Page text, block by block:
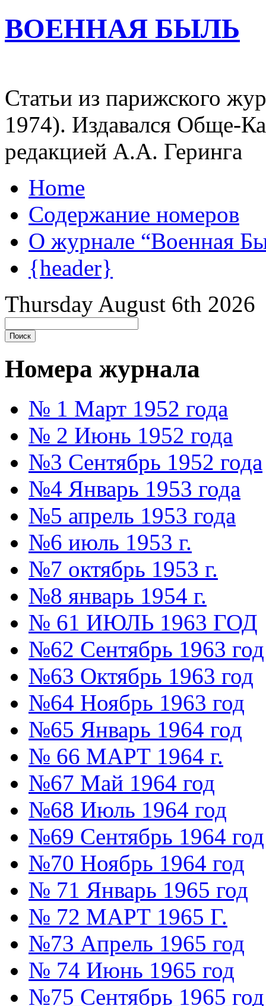
ВОЕННАЯ БЫЛЬ
Статьи из парижского
1974). Издавался Обще-
редакцией А.А. Геринга
Home
Содержание номеров
О журнале “Военная
{header}
Thursday August 6th 2026
Номера журнала
№ 1 Март 1952 года
№ 2 Июнь 1952 года
№3 Сентябрь 1952 года
№4 Январь 1953 года
№5 апрель 1953 года
№6 июль 1953 г.
№7 октябрь 1953 г.
№8 январь 1954 г.
№ 61 ИЮЛЬ 1963 ГОД
№62 Сентябрь 1963 год
№63 Октябрь 1963 год
№64 Ноябрь 1963 год
№65 Январь 1964 год
№ 66 МАРТ 1964 г.
№67 Май 1964 год
№68 Июль 1964 год
№69 Сентябрь 1964 год
№70 Ноябрь 1964 год
№ 71 Январь 1965 год
№ 72 МАРТ 1965 Г.
№73 Апрель 1965 год
№ 74 Июнь 1965 год
№75 Сентябрь 1965 год